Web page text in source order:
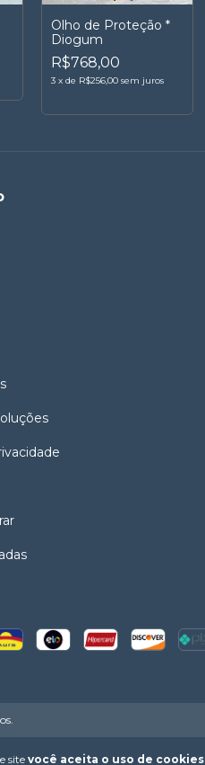
site você aceita o uso de cookies
Olho de Proteção *
Diogum
R$768,00
3 x de R$256,00 sem juros